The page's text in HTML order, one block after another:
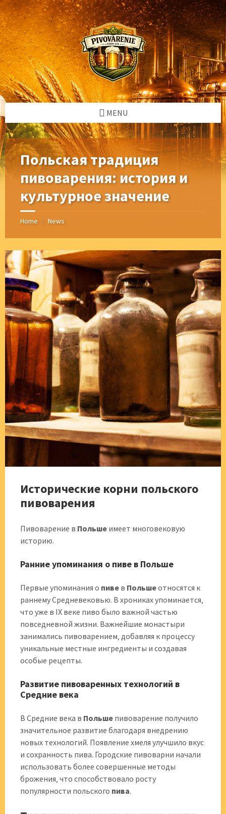
Skip
to
content
Skip
to
left
sidebar
Skip
to
right
sidebar
Skip
to
footer
MENU
Польская традиция
пивоварения: история и
культурное значение
Home / News
Исторические корни польского
пивоварения
Пивоварение в Польше имеет многовековую
историю.
Ранние упоминания о пиве в Польше
Первые упоминания о пиве в Польшеотносятся к
раннему Средневековью. В хрониках упоминается‚
что уже в IX веке пиво было важной частью
повседневной жизни. Важнейшие монастыри
занимались пивоварением‚ добавляя к процессу
уникальные местные ингредиенты и создавая
особые рецепты.
Развитие пивоваренных технологий в
Средние века
В Средние века в Польше пивоварение получило
значительное развитие благодаря внедрению
новых технологий. Появление хмеля улучшило вкус
и сохранность пива. Городские пивоварни начали
использовать более совершенные методы
брожения‚ что способствовало росту
популярности польского пива.